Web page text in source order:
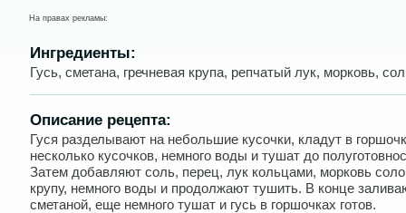
На правах рекламы:
Ингредиенты:
Гусь, сметана, гречневая крупа, репчатый лук, морковь,
Описание рецепта:
Гуся разделывают на небольшие кусочки, кладут в
несколько кусочков, немного воды и тушат до
Затем добавляют соль, перец, лук кольцами, морковь
крупу, немного воды и продолжают тушить. В конце
сметаной, еще немного тушат и гусь в горшочках готов.